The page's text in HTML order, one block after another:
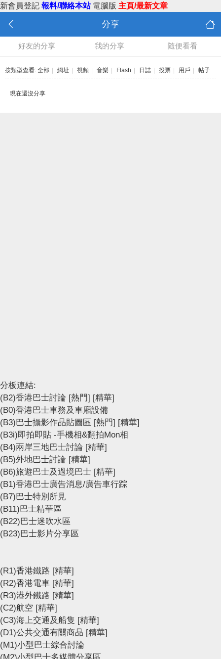
新會員登記 報料/聯絡本站 電腦版 主頁/最新文章
分享
好友的分享 我的分享 隨便看看
按類型查看: 全部 網址 視頻 音樂 Flash 日誌 投票 用戶 帖子
現在還沒分享
分板連結:
(B2)香港巴士討論 [熱門] [精華]
(B0)香港巴士車務及車廂設備
(B3)巴士攝影作品貼圖區 [熱門] [精華]
(B3i)即拍即貼 -手機相&翻拍Mon相
(B4)兩岸三地巴士討論 [精華]
(B5)外地巴士討論 [精華]
(B6)旅遊巴士及過境巴士 [精華]
(B1)香港巴士廣告消息/廣告車行踪
(B7)巴士特別所見
(B11)巴士精華區
(B22)巴士迷吹水區
(B23)巴士影片分享區
(R1)香港鐵路 [精華]
(R2)香港電車 [精華]
(R3)港外鐵路 [精華]
(C2)航空 [精華]
(C3)海上交通及船隻 [精華]
(D1)公共交通有關商品 [精華]
(M1)小型巴士綜合討論
(M2)小型巴士多媒體分享區